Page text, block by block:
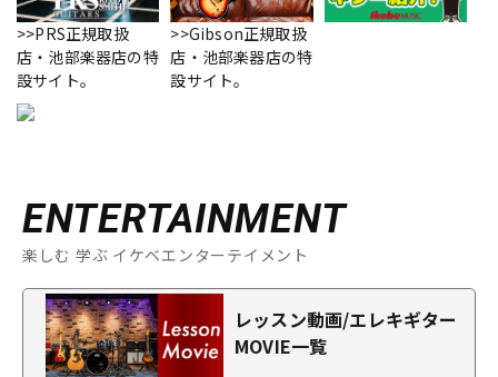
>>PRS正規取扱
店・池部楽器店の特
設サイト。
>>Gibson正規取扱
店・池部楽器店の特
設サイト。
ENTERTAINMENT
楽しむ 学ぶ イケベエンターテイメント
レッスン動画/エレキギター
MOVIE一覧